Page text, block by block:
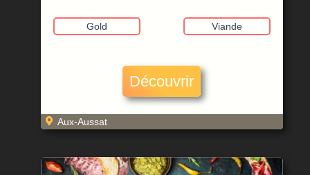
Gold Viande
Découvrir
Aux-Aussat